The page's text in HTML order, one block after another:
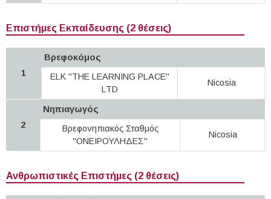
Επιστήμες Εκπαίδευσης (2 θέσεις)
1
Βρεφοκόμος
ELK "THE LEARNING PLACE"
LTD
Nicosia
2
Νηπιαγωγός
Βρεφονηπιακός Σταθμός
"ΟΝΕΙΡΟΥΛΗΔΕΣ"
Nicosia
Ανθρωπιστικές Επιστήμες (2 θέσεις)